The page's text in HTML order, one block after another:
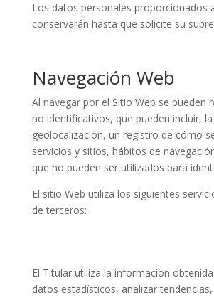
Los datos personales proporcionados
conservarán hasta que solicite su
Navegación Web
Al navegar por el Sitio Web se pueden
no identificativos, que pueden incluir,
geolocalización, un registro de cómo
servicios y sitios, hábitos de
que no pueden ser utilizados para
El sitio Web utiliza los siguientes
de terceros:
El Titular utiliza la información
datos estadísticos, analizar